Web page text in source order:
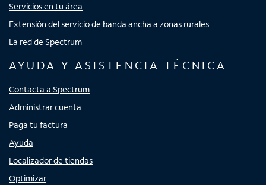
Servicios en tu área
Extensión del servicio de banda ancha a zonas rurales
La red de Spectrum
AYUDA Y ASISTENCIA TÉCNICA
Contacta a Spectrum
Administrar cuenta
Paga tu factura
Ayuda
Localizador de tiendas
Optimizar